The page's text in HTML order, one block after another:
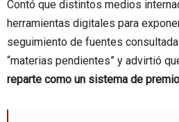
Contó que distintos medios
herramientas digitales para
seguimiento de fuentes
“materias pendientes” y advirtió
reparte como un sistema de